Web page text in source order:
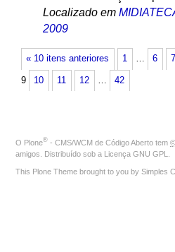
Localizado em
2009
« 10 itens anteriores 1 … 6 7
9 10 11 12 … 42
O Plone® - CMS/WCM de Código Aberto tem ©
amigos. Distribuído sob a Licença GNU GPL
This Plone Theme brought to you by Simples